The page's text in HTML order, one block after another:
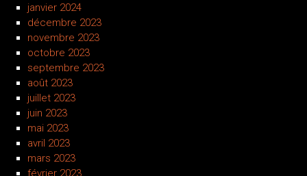
janvier 2024
décembre 2023
novembre 2023
octobre 2023
septembre 2023
août 2023
juillet 2023
juin 2023
mai 2023
avril 2023
mars 2023
février 2023